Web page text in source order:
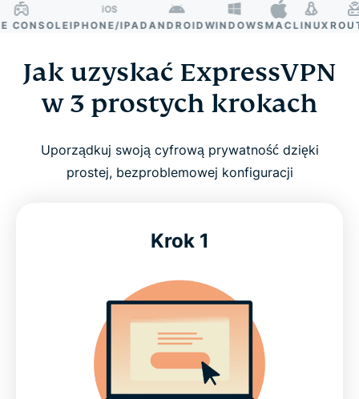
IPHONE/IPADANDROIDWINDOWSMACLINUX ROUTER
Jak uzyskać ExpressVPN
w 3 prostych krokach
Uporządkuj swoją cyfrową prywatność dzięki
prostej, bezproblemowej konfiguracji
Krok 1